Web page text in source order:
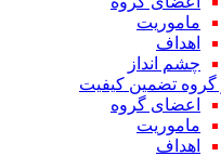
ماموریت
اهداف
چشم انداز
گروه تضمین کیفیت
اعضای گروه
ماموریت
اهداف